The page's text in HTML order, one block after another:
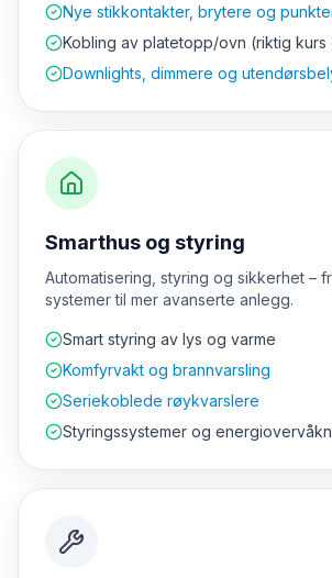
Nye stikkontakter, brytere og
Kobling av platetopp/ovn (riktig kurs
Downlights, dimmere og
Smarthus og styring
Automatisering, styring og sikkerhet –
systemer til mer avanserte anlegg.
Smart styring av lys og varme
Komfyrvakt og brannvarsling
Seriekoblede røykvarslere
Styringssystemer og